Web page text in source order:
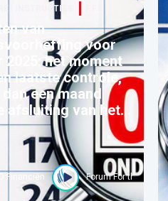
| INSTRUCTIES
van
voor
2025: het moment
laatste controle,
een maand
afsluiting van het
programma
Financiën Forum For the Future